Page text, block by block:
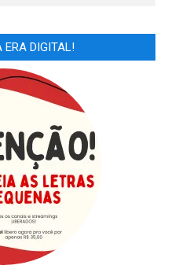
ERA DIGITAL!